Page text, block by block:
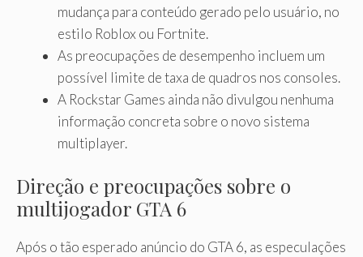
mudança para conteúdo gerado pelo usuário, no
estilo Roblox ou Fortnite.
As preocupações de desempenho incluem um
possível limite de taxa de quadros nos consoles.
A Rockstar Games ainda não divulgou nenhuma
informação concreta sobre o novo sistema
multiplayer.
Direção e preocupações sobre o
multijogador GTA 6
Após o tão esperado anúncio do GTA 6, as especulações